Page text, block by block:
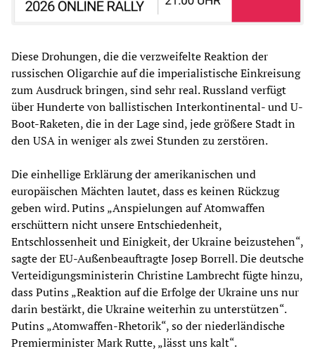
Diese Drohungen, die die verzweifelte Reaktion der
russischen Oligarchie auf die imperialistische Einkreisung
zum Ausdruck bringen, sind sehr real. Russland verfügt
über Hunderte von ballistischen Interkontinental- und U-
Boot-Raketen, die in der Lage sind, jede größere Stadt in
den USA in weniger als zwei Stunden zu zerstören.
Die einhellige Erklärung der amerikanischen und
europäischen Mächten lautet, dass es keinen Rückzug
geben wird. Putins „Anspielungen auf Atomwaffen
erschüttern nicht unsere Entschiedenheit,
Entschlossenheit und Einigkeit, der Ukraine beizustehen“,
sagte der EU-Außenbeauftragte Josep Borrell. Die deutsche
Verteidigungsministerin Christine Lambrecht fügte hinzu,
dass Putins „Reaktion auf die Erfolge der Ukraine uns nur
darin bestärkt, die Ukraine weiterhin zu unterstützen“.
Putins „Atomwaffen-Rhetorik“, so der niederländische
Premierminister Mark Rutte, „lässt uns kalt“.